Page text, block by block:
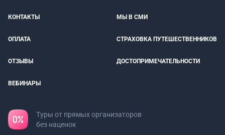
КОНТАКТЫ МЫ В СМИ
ОПЛАТА СТРАХОВКА ПУТЕШЕСТВЕННИКОВ
ОТЗЫВЫ ДОСТОПРИМЕЧАТЕЛЬНОСТИ
ВЕБИНАРЫ
Туры от прямых организаторов
без наценок